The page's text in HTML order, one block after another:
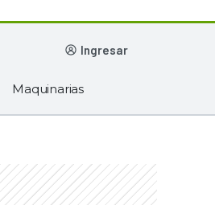
ingresar
Maquinarias